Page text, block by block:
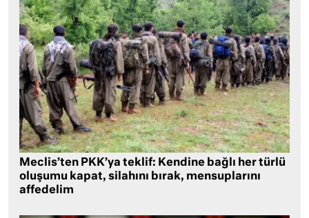
Meclis’ten PKK’ya teklif: Kendine bağlı her türlü
oluşumu kapat, silahını bırak, mensuplarını
affedelim